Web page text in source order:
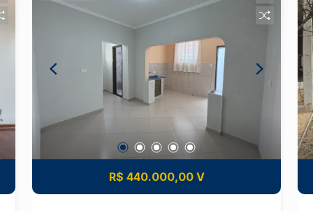
aconchegante e bem iluminada Cozinha
funcional com ótima distribuição 04
banheiros Piscina privativa para
momentos de lazer 02 vagas de
garagem O condomínio proporciona
segurança 24 horas e um ambiente
tranquilo, ideal para quem busca
qualidade de vida em uma localização
privilegiada. A arquitetura moderna e os
ambientes bem planejados tornam o
imóvel perfeito para viver com conforto
R$ 440.000,00 V